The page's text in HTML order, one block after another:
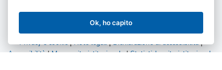
Privacy e cookie|Note legali|Dichiarazione di accessibilità|
Accessibilità|Mappa sito istituzionale|Statistiche sito istituzionale
Ok, ho capito